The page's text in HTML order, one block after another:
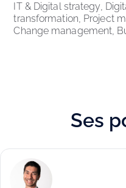
IT & Digital strategy,
transformation, Project
Change management,
Ses